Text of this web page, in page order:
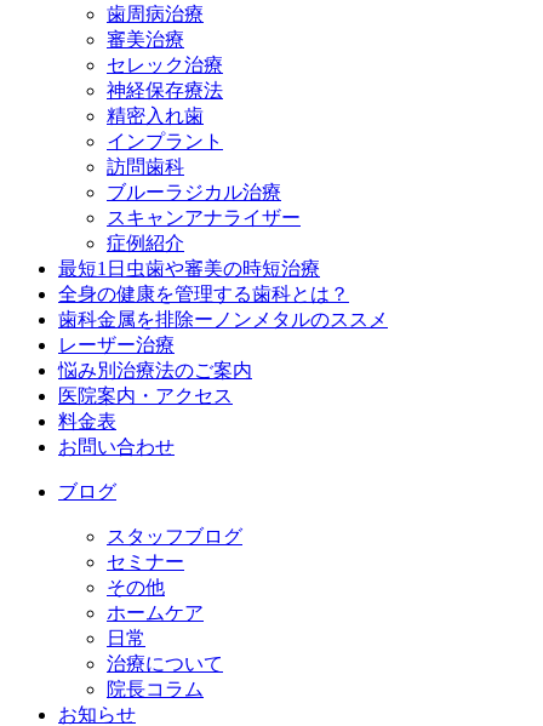
歯周病治療
審美治療
セレック治療
神経保存療法
精密入れ歯
インプラント
訪問歯科
ブルーラジカル治療
スキャンアナライザー
症例紹介
最短1日虫歯や審美の時短治療
全身の健康を管理する歯科とは？
歯科金属を排除ーノンメタルのススメ
レーザー治療
悩み別治療法のご案内
医院案内・アクセス
料金表
お問い合わせ
ブログ
スタッフブログ
セミナー
その他
ホームケア
日常
治療について
院長コラム
お知らせ